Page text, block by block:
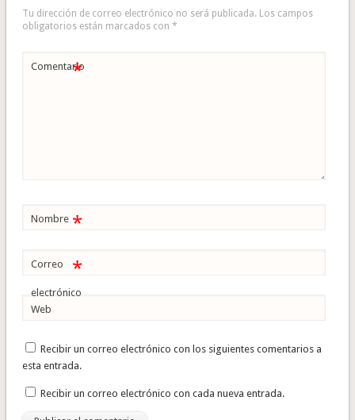
Tu dirección de correo electrónico no será publicada. Los campos
obligatorios están marcados con *
Comentario
*
Nombre *
Correo
electrónico
*
Web
Recibir un correo electrónico con los siguientes comentarios a
esta entrada.
Recibir un correo electrónico con cada nueva entrada.